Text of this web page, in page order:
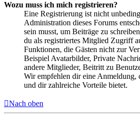
Wozu muss ich mich registrieren?
Eine Registrierung ist nicht
Administration dieses Forums
sein musst, um Beiträge zu
du als registriertes Mitglied Zugriff
Funktionen, die Gästen nicht zur
Beispiel Avatarbilder, Private
andere Mitglieder, Beitritt zu
Wir empfehlen dir eine Anmeldung,
und dir zahlreiche Vorteile bietet.
Nach oben